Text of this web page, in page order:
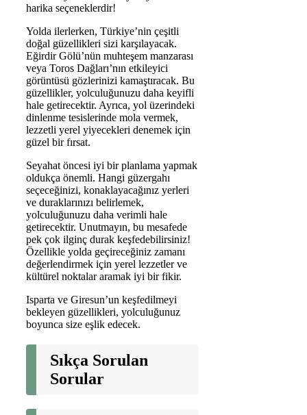
harika seçeneklerdir!
Yolda ilerlerken, Türkiye’nin çeşitli
doğal güzellikleri sizi karşılayacak.
Eğirdir Gölü’nün muhteşem manzarası
veya Toros Dağları’nın etkileyici
görüntüsü gözlerinizi kamaştıracak. Bu
güzellikler, yolculuğunuzu daha keyifli
hale getirecektir. Ayrıca, yol üzerindeki
dinlenme tesislerinde mola vermek,
lezzetli yerel yiyecekleri denemek için
güzel bir fırsat.
Seyahat öncesi iyi bir planlama yapmak
oldukça önemli. Hangi güzergahı
seçeceğinizi, konaklayacağınız yerleri
ve duraklarınızı belirlemek,
yolculuğunuzu daha verimli hale
getirecektir. Unutmayın, bu mesafede
pek çok ilginç durak keşfedebilirsiniz!
Özellikle yolda geçireceğiniz zamanı
değerlendirmek için yerel lezzetler ve
kültürel noktalar aramak iyi bir fikir.
Isparta ve Giresun’un keşfedilmeyi
bekleyen güzellikleri, yolculuğunuz
boyunca size eşlik edecek.
Sıkça Sorulan
Sorular